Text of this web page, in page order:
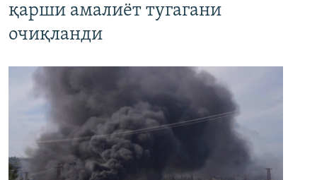
қарши амалиёт тугагани
очиқланди